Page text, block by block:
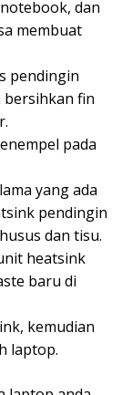
dan
membuat
pendingin
bersihkan fin
pada
yang ada
pendingin
dan tisu.
heatsink
baru di
kemudian
laptop.